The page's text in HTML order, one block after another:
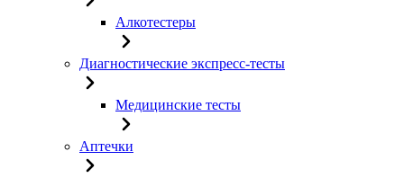
Алкотестеры
Диагностические экспресс-тесты
Медицинские тесты
Аптечки